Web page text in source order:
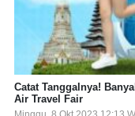
Catat Tanggalnya!
Air Travel Fair